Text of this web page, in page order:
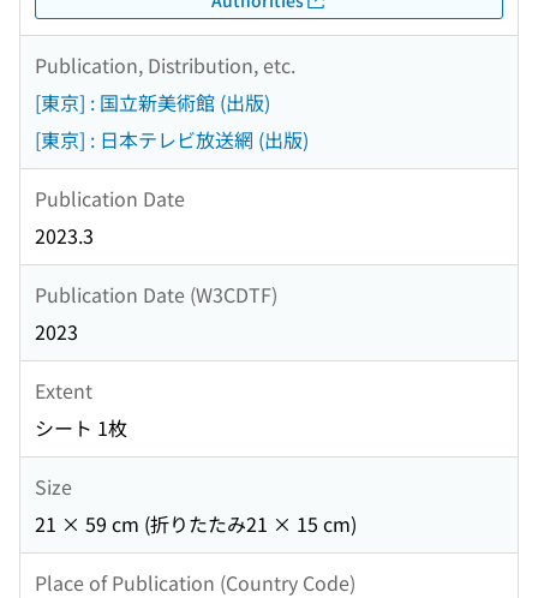
Publication, Distribution, etc.
[東京] : 国立新美術館 (出版)
[東京] : 日本テレビ放送網 (出版)
Publication Date
2023.3
Publication Date (W3CDTF)
2023
Extent
シート 1枚
Size
21 × 59 cm (折りたたみ21 × 15 cm)
Place of Publication (Country Code)